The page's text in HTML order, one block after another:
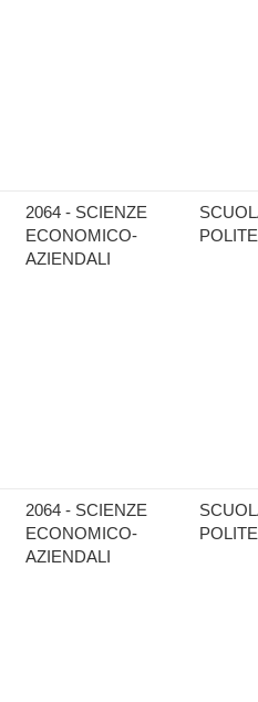
2064 - SCIENZE
ECONOMICO-
AZIENDALI
2064 - SCIENZE
ECONOMICO-
AZIENDALI